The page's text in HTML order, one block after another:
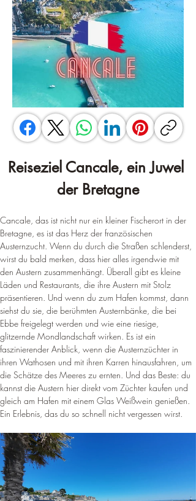
Reiseziel Cancale, ein Juwel
der Bretagne
Cancale, das ist nicht nur ein kleiner Fischerort in der
Bretagne, es ist das Herz der französischen
Austernzucht. Wenn du durch die Straßen schlenderst,
wirst du bald merken, dass hier alles irgendwie mit
den Austern zusammenhängt. Überall gibt es kleine
Läden und Restaurants, die ihre Austern mit Stolz
präsentieren. Und wenn du zum Hafen kommst, dann
siehst du sie, die berühmten Austernbänke, die bei
Ebbe freigelegt werden und wie eine riesige,
glitzernde Mondlandschaft wirken. Es ist ein
faszinierender Anblick, wenn die Austernzüchter in
ihren Wathosen und mit ihren Karren hinausfahren, um
die Schätze des Meeres zu ernten. Und das Beste: du
kannst die Austern hier direkt vom Züchter kaufen und
gleich am Hafen mit einem Glas Weißwein genießen.
Ein Erlebnis, das du so schnell nicht vergessen wirst.